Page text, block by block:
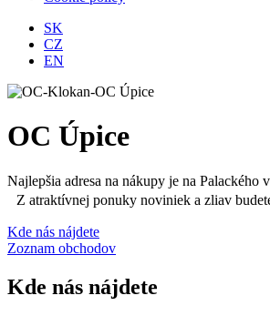
SK
CZ
EN
OC Úpice
Najlepšia adresa na nákupy je na Palackého
Z atraktívnej ponuky noviniek a zliav
Kde nás nájdete
Zoznam obchodov
Kde nás nájdete